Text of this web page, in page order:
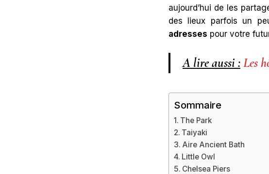
aujourd’hui de les
des lieux parfois un
adresses pour votre
A lire aussi :Les
Sommaire
The Park
Taiyaki
Aire Ancient Bath
Little Owl
Chelsea Piers